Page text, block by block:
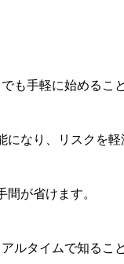
も手軽に始めるこ
なり、リスクを軽
が省けます。
ルタイムで知るこ